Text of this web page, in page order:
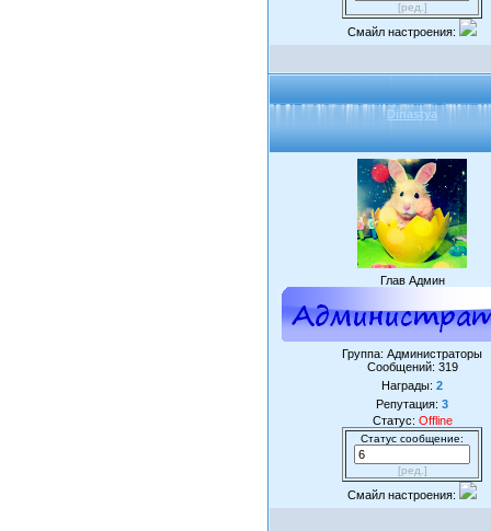
[ред.]
Смайл настроения:
Dinastya
Глав Админ
Группа: Администраторы
Сообщений: 319
Награды: 2
Репутация: 3
Статус: Offline
Статус сообщение:
[ред.]
Смайл настроения: